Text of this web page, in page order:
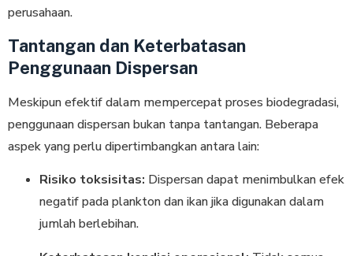
perusahaan.
Tantangan dan Keterbatasan
Penggunaan Dispersan
Meskipun efektif dalam mempercepat proses biodegradasi,
penggunaan dispersan bukan tanpa tantangan. Beberapa
aspek yang perlu dipertimbangkan antara lain:
Risiko toksisitas: Dispersan dapat menimbulkan efek
negatif pada plankton dan ikan jika digunakan dalam
jumlah berlebihan.